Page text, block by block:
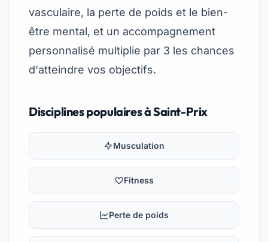
vasculaire, la perte de poids et le bien-
être mental, et un accompagnement
personnalisé multiplie par 3 les chances
d'atteindre vos objectifs.
Disciplines populaires à Saint-Prix
Musculation
Fitness
Perte de poids